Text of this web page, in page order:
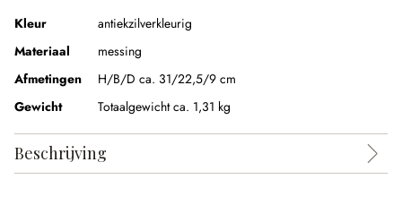
Kleur
antiekzilverkleurig
Materiaal
messing
Afmetingen
H/B/D ca. 31/22,5/9 cm
Gewicht
Totaalgewicht ca. 1,31 kg
Beschrijving